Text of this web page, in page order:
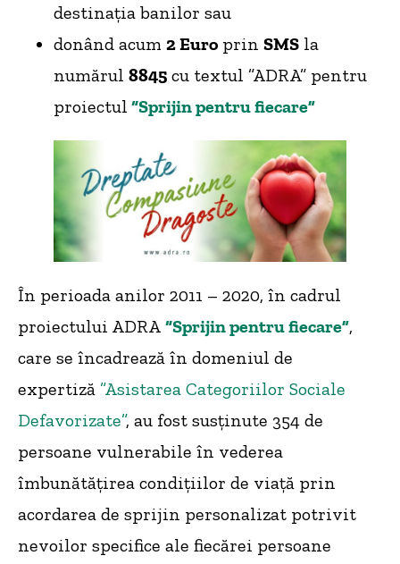
destinația banilor sau
donând acum 2 Euro prin SMS la
numărul 8845 cu textul ”ADRA” pentru
proiectul “Sprijin pentru fiecare”
În perioada anilor 2011 – 2020, în cadrul
proiectului ADRA “Sprijin pentru fiecare”,
care se încadrează în domeniul de
expertiză ”Asistarea Categoriilor Sociale
Defavorizate”, au fost susținute 354 de
persoane vulnerabile în vederea
îmbunătățirea condițiilor de viață prin
acordarea de sprijin personalizat potrivit
nevoilor specifice ale fiecărei persoane